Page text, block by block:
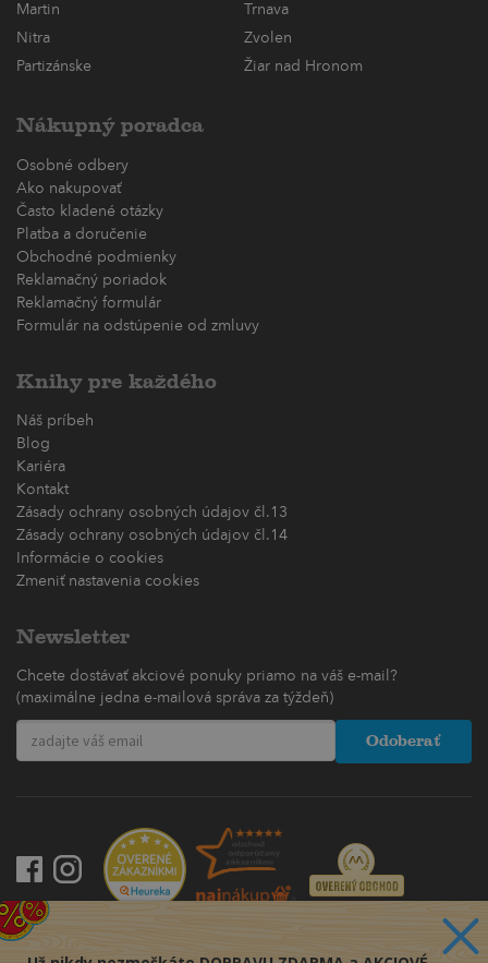
Martin
Trnava
Nitra
Zvolen
Partizánske
Žiar nad Hronom
Nákupný poradca
Osobné odbery
Ako nakupovať
Často kladené otázky
Platba a doručenie
Obchodné podmienky
Reklamačný poriadok
Reklamačný formulár
Formulár na odstúpenie od zmluvy
Knihy pre každého
Náš príbeh
Blog
Kariéra
Kontakt
Zásady ochrany osobných údajov čl.13
Zásady ochrany osobných údajov čl.14
Informácie o cookies
Zmeniť nastavenia cookies
Newsletter
Chcete dostávať akciové ponuky priamo na váš e-mail?
(maximálne jedna e-mailová správa za týždeň)
Odoberať